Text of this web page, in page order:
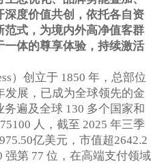
度价值共创，依托各自资
式，为境内外高净值客群
体的尊享体验，持续激活
）创立于 1850 年，总部位
发展，已成为全球领先的金
遍及全球 130 多个国家和
人，截至 2025 年三季
亿美元，市值超2642.2
强第 77 位，在高端支付领域